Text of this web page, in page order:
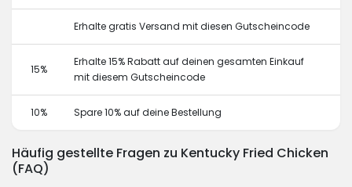
Erhalte gratis Versand mit diesen Gutscheincode
15%
Erhalte 15% Rabatt auf deinen gesamten Einkauf
mit diesem Gutscheincode
10% Spare 10% auf deine Bestellung
Häufig gestellte Fragen zu Kentucky Fried Chicken
(FAQ)